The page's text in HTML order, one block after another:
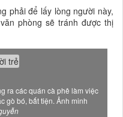
phải để lấy lòng người này,
phòng sẽ tránh được thị
ra các quán cà phê làm việc
gò bó, bất tiện. Ảnh minh